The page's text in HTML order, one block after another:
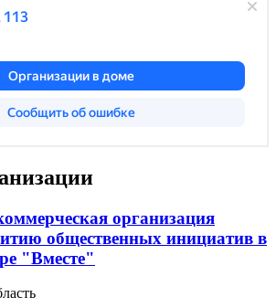
организация
общественных инициатив в
"Вместе"